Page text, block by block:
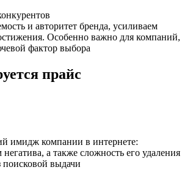
и авторитет бренда, усиливаем
Особенно важно для компаний,
фактор выбора
прайс
имидж компании в интернете:
а также сложность его удаления
выдачи